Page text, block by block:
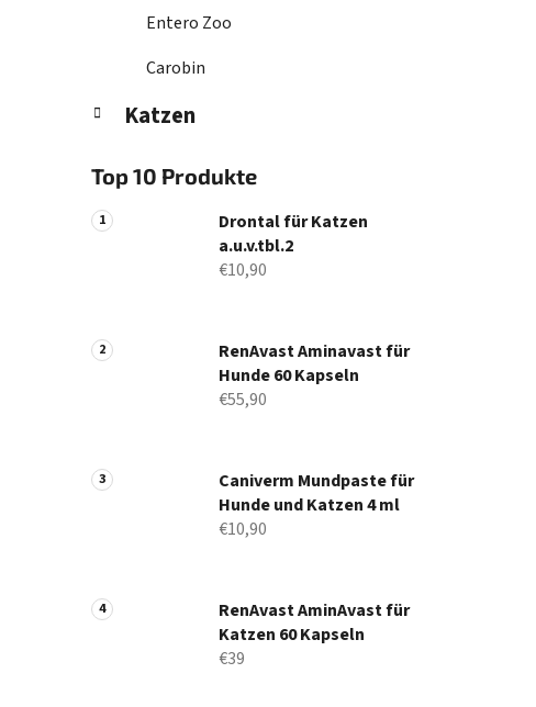
Entero Zoo
Carobin
Katzen
Top 10 Produkte
Drontal für Katzen
a.u.v.tbl.2
€10,90
RenAvast Aminavast für
Hunde 60 Kapseln
€55,90
Caniverm Mundpaste für
Hunde und Katzen 4 ml
€10,90
RenAvast AminAvast für
Katzen 60 Kapseln
€39